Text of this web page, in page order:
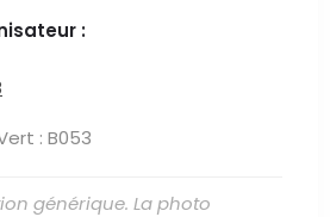
:
: B053
générique. La photo